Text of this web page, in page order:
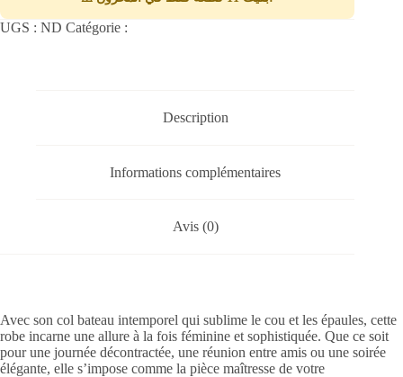
UGS : ND Catégorie :
Description
Informations complémentaires
Avis (0)
Avec son col bateau intemporel qui sublime le cou et les épaules, cette
robe incarne une allure à la fois féminine et sophistiquée. Que ce soit
pour une journée décontractée, une réunion entre amis ou une soirée
élégante, elle s’impose comme la pièce maîtresse de votre